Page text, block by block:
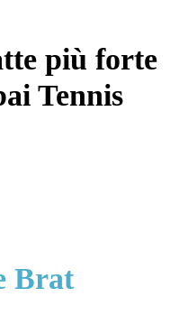
più forte
Tennis
Brat